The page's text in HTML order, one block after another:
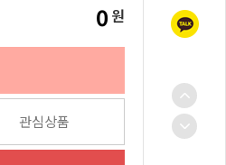
0 원
관심상품